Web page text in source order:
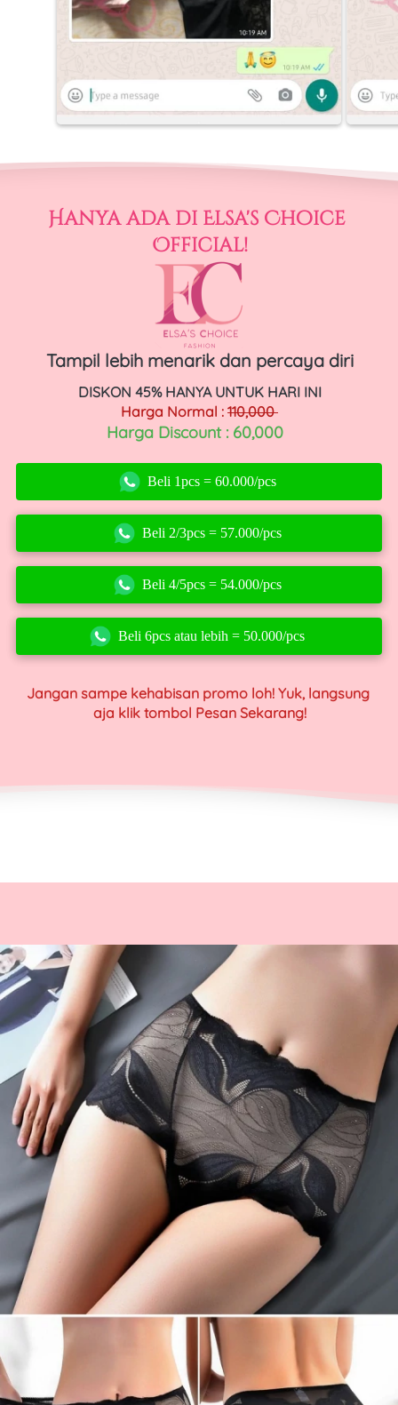
Hanya ada di Elsa's Choice
Official!
Tampil lebih menarik dan percaya diri
DISKON 45% HANYA UNTUK HARI INI
Harga Normal : 110,000
Harga Discount : 60,000
` Beli 1pcs = 60.000/pcs
` Beli 2/3pcs = 57.000/pcs
` Beli 4/5pcs = 54.000/pcs
` Beli 6pcs atau lebih = 50.000/pcs
Jangan sampe kehabisan promo loh! Yuk, langsung
aja klik tombol Pesan Sekarang!